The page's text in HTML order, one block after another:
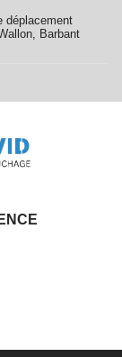
déplacement
Barbant